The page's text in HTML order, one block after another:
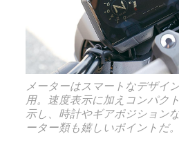
メーターはスマートなデザイ
用。速度表示に加えコンパク
示し、時計やギアポジション
ーター類も嬉しいポイントだ。